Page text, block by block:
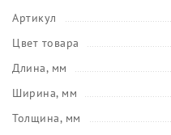
Артикул
Цвет товара
Длина, мм
Ширина, мм
Толщина, мм